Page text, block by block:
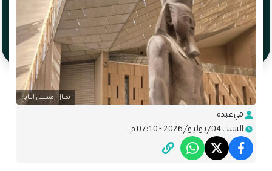
تمثال رمسيس الثاني
مي عبده
السبت 04/يوليو/2026 - 07:10 م